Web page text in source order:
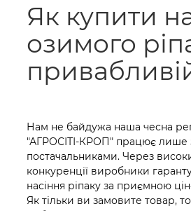
Як купити
озимого
Нам не байдужа наша чесна
"АГРОСІТІ-КРОП" працює лише
постачальниками. Через
конкуренції виробники
насіння ріпаку за приємною
Як тільки ви замовите товар,